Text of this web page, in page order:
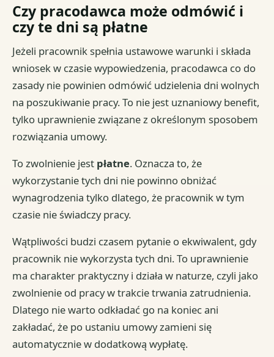
Czy pracodawca może odmówić i
czy te dni są płatne
Jeżeli pracownik spełnia ustawowe warunki i składa
wniosek w czasie wypowiedzenia, pracodawca co do
zasady nie powinien odmówić udzielenia dni wolnych
na poszukiwanie pracy. To nie jest uznaniowy benefit,
tylko uprawnienie związane z określonym sposobem
rozwiązania umowy.
To zwolnienie jest płatne. Oznacza to, że
wykorzystanie tych dni nie powinno obniżać
wynagrodzenia tylko dlatego, że pracownik w tym
czasie nie świadczy pracy.
Wątpliwości budzi czasem pytanie o ekwiwalent, gdy
pracownik nie wykorzysta tych dni. To uprawnienie
ma charakter praktyczny i działa w naturze, czyli jako
zwolnienie od pracy w trakcie trwania zatrudnienia.
Dlatego nie warto odkładać go na koniec ani
zakładać, że po ustaniu umowy zamieni się
automatycznie w dodatkową wypłatę.